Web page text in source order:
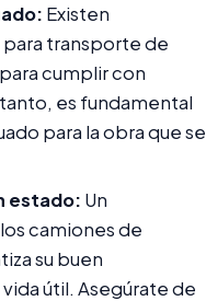
Existen
transporte de
cumplir con
es fundamental
para la obra que se
estado: Un
camiones de
su buen
útil. Asegúrate de